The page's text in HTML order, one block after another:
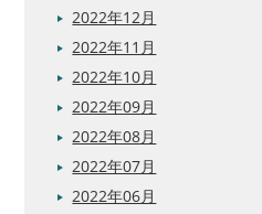
2022年12月
2022年11月
2022年10月
2022年09月
2022年08月
2022年07月
2022年06月